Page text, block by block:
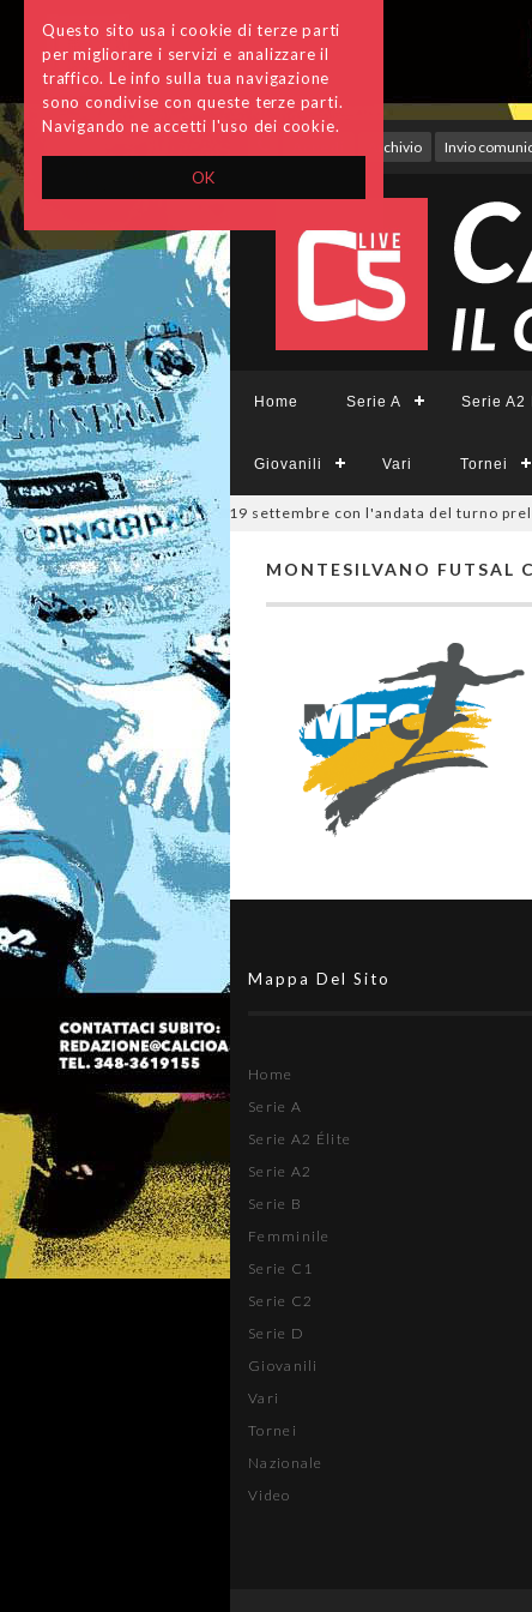
OK
Questo sito usa i cookie di terze parti
per migliorare i servizi e analizzare il
traffico. Le info sulla tua navigazione
sono condivise con queste terze parti.
Navigando ne accetti l'uso dei cookie.
Archivio Invio
Home Serie A Serie A2
Giovanili Vari Tornei
Coppa Divisione, si parte il 19 settembre con l'andata del turno
MONTESILVANO FUTSAL
Mappa Del Sito
Home
Serie A
Serie A2 Élite
Serie A2
Serie B
Femminile
Serie C1
Serie C2
Serie D
Giovanili
Vari
Tornei
Nazionale
Video